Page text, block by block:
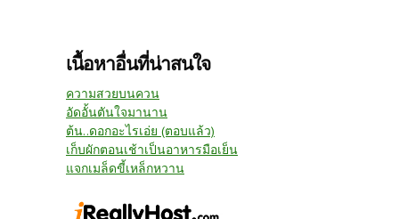
เนื้อหาอื่นที่น่าสนใจ
ความสวยบนควน
อัดอั้นตันใจมานาน
ต้น..ดอกอะไรเอ่ย (ตอบแล้ว)
เก็บผักตอนเช้าเป็นอาหารมือเย็น
แจกเมล็ดขี้เหล็กหวาน